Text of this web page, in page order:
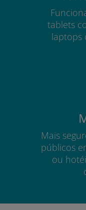
tablets
laptops
Mais
públicos
ou